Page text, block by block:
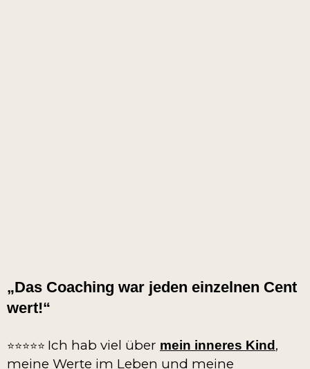
„Das Coaching war jeden einzelnen Cent
wert!“
⭐️⭐️⭐️⭐️⭐️ Ich hab viel über mein inneres Kind ,
meine Werte im Leben und meine